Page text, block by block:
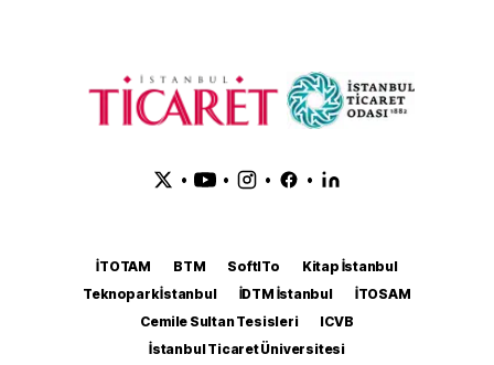
• • • •
İTOTAM BTM SoftITo
Kitap İstanbul
Teknopark İstanbul
İDTM İstanbul
İTOSAM
Cemile Sultan Tesisleri
ICVB
İstanbul Ticaret Üniversitesi